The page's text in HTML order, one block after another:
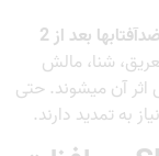
همه ضدآفتابها بعد از 2
شنا، مالش
آن میشوند. حتی